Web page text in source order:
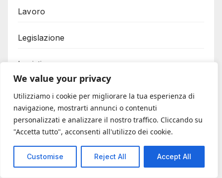
We value your privacy
Utilizziamo i cookie per migliorare la tua esperienza di
navigazione, mostrarti annunci o contenuti
personalizzati e analizzare il nostro traffico. Cliccando su
"Accetta tutto", acconsenti all'utilizzo dei cookie.
Customise Reject All Accept All
Lavoro
Legislazione
Logistica
Mutuo casa
Mutuo prima casa